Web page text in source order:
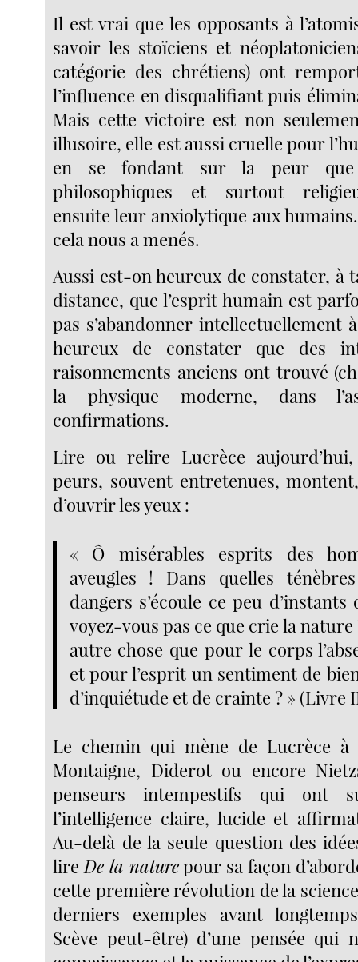
Il est vrai que les opposants à
savoir les stoïciens et
catégorie des chrétiens) ont
l’influence en disqualifiant puis
Mais cette victoire est non
illusoire, elle est aussi cruelle pour
en se fondant sur la peur que
philosophiques et surtout
ensuite leur anxiolytique aux
cela nous a menés.
Aussi est-on heureux de constater, à
distance, que l’esprit humain est
pas s’abandonner intellectuellement
heureux de constater que des
raisonnements anciens ont trouvé
la physique moderne, dans
confirmations.
Lire ou relire Lucrèce
peurs, souvent entretenues,
d’ouvrir les yeux :
« Ô misérables esprits des
aveugles ! Dans quelles
dangers s’écoule ce peu d’instants
voyez-vous pas ce que crie la
autre chose que pour le corps
et pour l’esprit un sentiment de
d’inquiétude et de crainte ? » (Livre
Le chemin qui mène de Lucrèce à
Montaigne, Diderot ou encore
penseurs intempestifs qui ont
l’intelligence claire, lucide et
Au-delà de la seule question des
lireDe la naturepour sa façon
cette première révolution de la
derniers exemples avant
Scève peut-être) d’une pensée qui